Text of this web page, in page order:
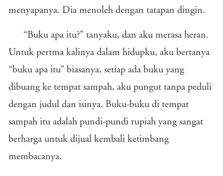
menyapanya. Dia menoleh dengan tatapan dingin.
“Buku apa itu?” tanyaku, dan aku merasa heran.
Untuk pertma kalinya dalam hidupku, aku bertanya
“buku apa itu” biasanya, setiap ada buku yang
dibuang ke tempat sampah, aku pungut tanpa peduli
dengan judul dan isinya. Buku-buku di tempat
sampah itu adalah pundi-pundi rupiah yang sangat
berharga untuk dijual kembali ketimbang
membacanya.